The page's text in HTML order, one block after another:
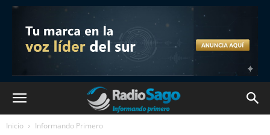
Inicio Informando Primero